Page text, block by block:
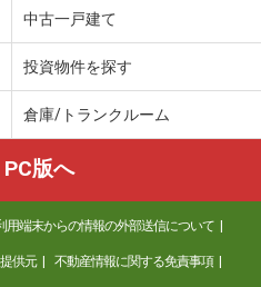
中古一戸建て
投資物件を探す
倉庫/トランクルーム
PC版へ
用端末からの情報の外部送信について
供元 不動産情報に関する免責事項